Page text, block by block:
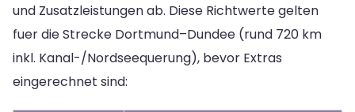
und Zusatzleistungen ab. Diese Richtwerte gelten
fuer die Strecke Dortmund–Dundee (rund 720 km
inkl. Kanal-/Nordseequerung), bevor Extras
eingerechnet sind: